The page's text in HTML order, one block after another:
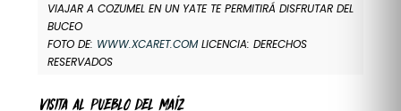
VIAJAR A COZUMEL EN UN YATE TE PERMITIRÁ DISFRUTAR DEL
BUCEO
FOTO DE: WWW.XCARET.COMLICENCIA: DERECHOS
RESERVADOS
VISITA AL PUEBLO DEL MAÍZ